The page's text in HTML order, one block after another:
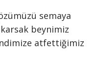
semaya
beynimiz
atfettiğimiz